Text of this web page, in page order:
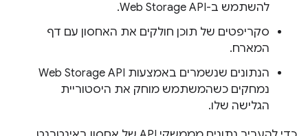
להשתמש ב-Web Storage API.
סקריפטים של תוכן חולקים את האחסון עם דף
המארח.
הנתונים שנשמרים באמצעות Web Storage API
נמחקים כשהמשתמש מוחק את היסטוריית
הגלישה שלו.